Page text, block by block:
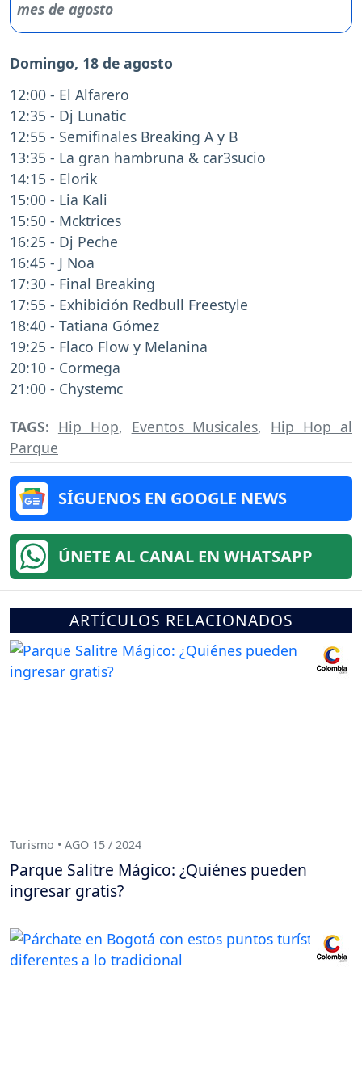
Domingo, 18 de agosto
12:00 - El Alfarero
12:35 - Dj Lunatic
12:55 - Semifinales Breaking A y B
13:35 - La gran hambruna & car3sucio
14:15 - Elorik
15:00 - Lia Kali
15:50 - Mcktrices
16:25 - Dj Peche
16:45 - J Noa
17:30 - Final Breaking
17:55 - Exhibición Redbull Freestyle
18:40 - Tatiana Gómez
19:25 - Flaco Flow y Melanina
20:10 - Cormega
21:00 - Chystemc
TAGS: Hip Hop, Eventos Musicales, Hip Hop al
Parque
SÍGUENOS EN GOOGLE NEWS
ÚNETE AL CANAL EN WHATSAPP
ARTÍCULOS RELACIONADOS
Turismo • AGO 15 / 2024
Parque Salitre Mágico: ¿Quiénes pueden
ingresar gratis?